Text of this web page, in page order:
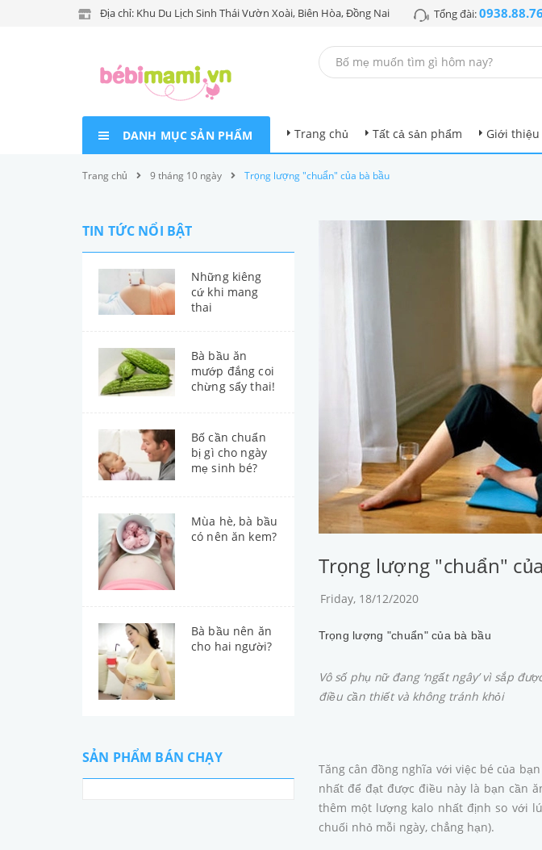
Địa chỉ: Khu Du Lịch Sinh Thái Vườn Xoài, Biên Hòa, Đồng Nai Tổng đài:
DANH MỤC SẢN PHẨM Trang chủ Tất cả sản phẩm Giới thiệu
Trang chủ 9 tháng 10 ngày Trọng lượng "chuẩn" của bà bầu
TIN TỨC NỔI BẬT
Những kiêng
cứ khi mang
thai
Bà bầu ăn
mướp đắng coi
chừng sẩy thai!
Bố cần chuẩn
bị gì cho ngày
mẹ sinh bé?
Mùa hè, bà bầu
có nên ăn kem?
Bà bầu nên ăn
cho hai người?
SẢN PHẨM BÁN CHẠY
Trọng lượng "chuẩn"
Friday, 18/12/2020
Trọng lượng "chuẩn" của bà bầu
Vô số phụ nữ đang ‘ngất ngây’ vì sắp
điều cần thiết và không tránh khỏi
Tăng cân đồng nghĩa với việc bé của
nhất để đạt được điều này là bạn cần
thêm một lượng kalo nhất định so với
chuối nhỏ mỗi ngày, chẳng hạn).